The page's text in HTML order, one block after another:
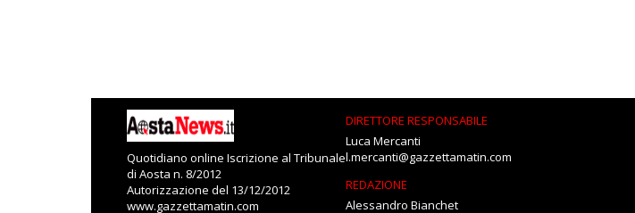
Quotidiano online Iscrizione al Tribunale
di Aosta n. 8/2012
Autorizzazione del 13/12/2012
www.gazzettamatin.com
DIRETTORE RESPONSABILE
Luca Mercanti
l.mercanti@gazzettamatin.com
REDAZIONE
Alessandro Bianchet